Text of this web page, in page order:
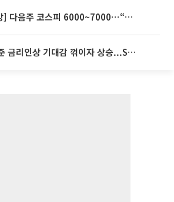
[주간증시전망] 다음주 코스피 6000~7000⋯“外人 수급은 정책이 변수”
뉴욕증시, 연준 금리인상 기대감 꺾이자 상승...S&P500 사상 최고치 [종합]